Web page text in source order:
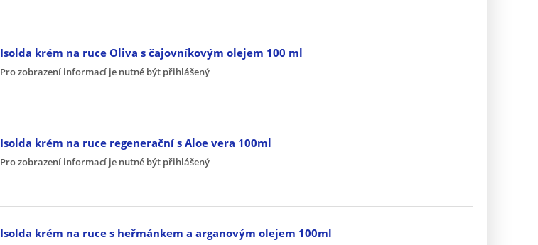
Isolda krém na ruce Oliva s čajovníkovým olejem 100 ml
Pro zobrazení informací je nutné být přihlášený
Isolda krém na ruce regenerační s Aloe vera 100ml
Pro zobrazení informací je nutné být přihlášený
Isolda krém na ruce s heřmánkem a arganovým olejem 100ml